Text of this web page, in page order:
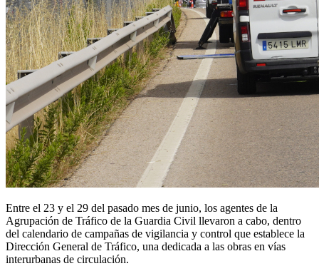
Entre el 23 y el 29 del pasado mes de junio, los agentes de la
Agrupación de Tráfico de la Guardia Civil llevaron a cabo, dentro
del calendario de campañas de vigilancia y control que establece la
Dirección General de Tráfico, una dedicada a las obras en vías
interurbanas de circulación.